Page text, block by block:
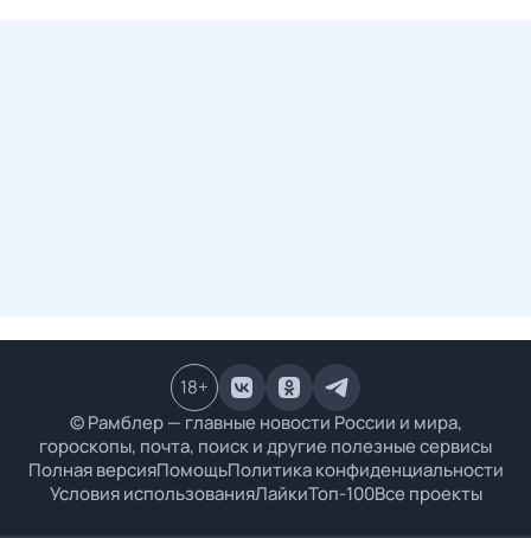
© Рамблер — главные новости России и мира,
гороскопы, почта, поиск и другие полезные сервисы
Полная версияПомощьПолитика конфиденциальности
Условия использованияЛайкиТоп-100Все проекты
18+